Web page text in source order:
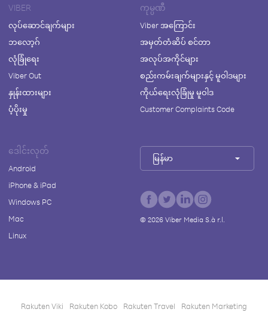
VIBER
လုပ်ဆောင်ချက်များ
ဘလော့ဂ်
လုံခြုံရေး
Viber Out
နှုန်းထားများ
ပံ့ပိုးမှု
ကုမ္ပဏီ
Viber အကြောင်း
အမှတ်တံဆိပ် စင်တာ
အလုပ်အကိုင်များ
စည်းကမ်းချက်များနှင့် မူဝါဒများ
ကိုယ်ရေးလုံခြုံမှု မူဝါဒ
Customer Complaints Code
ဒေါင်းလုတ်
Android
iPhone & iPad
Windows PC
Mac
Linux
မြန်မာ
© 2026Viber Media S.à r.l.
Rakuten Viki Rakuten Kobo Rakuten Travel Rakuten Marketing